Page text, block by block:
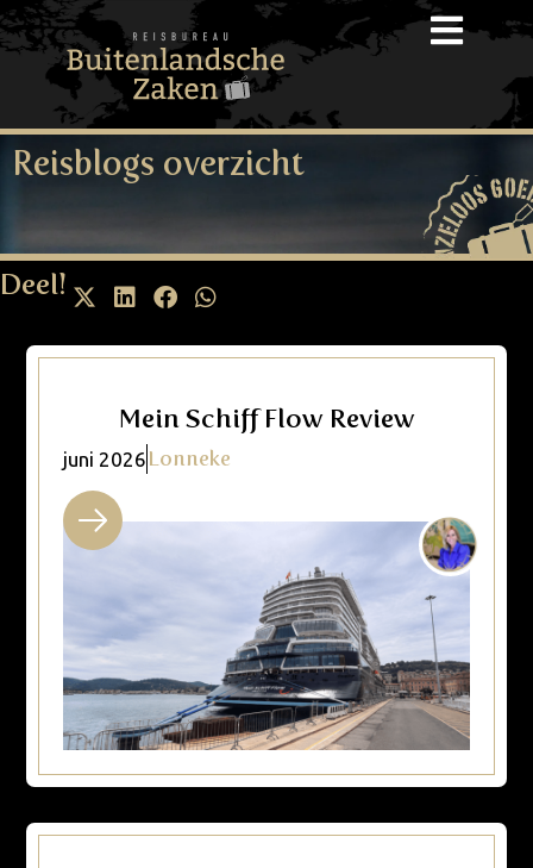
Reisblogs overzicht
Deel!
Mein Schiff Flow Review
juni 2026 Lonneke